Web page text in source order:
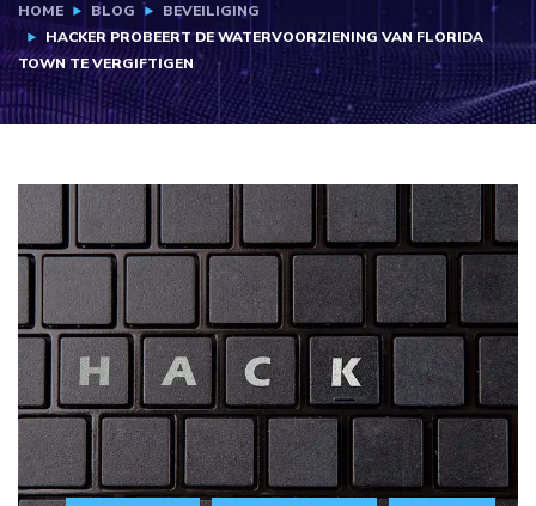
HOME BLOG
BEVEILIGING
HACKER PROBEERT DE WATERVOORZIENING VAN FLORIDA
TOWN TE VERGIFTIGEN